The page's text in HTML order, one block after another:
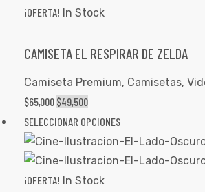
¡OFERTA! In Stock
CAMISETA EL RESPIRAR DE ZELDA
Camiseta Premium, Camisetas,
$65,000 $49,500
SELECCIONAR OPCIONES
¡OFERTA! In Stock